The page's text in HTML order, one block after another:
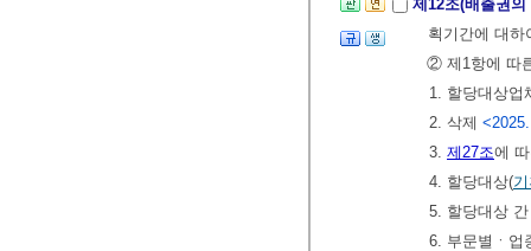
제12조(배출권
획기간에 대하
② 제1항에 따
1. 할당대상업
2. 삭제
3. 제27조에
4. 할당대상(
5. 할당대상
6. 부문별ㆍ업